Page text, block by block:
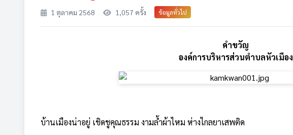
1 ตุลาคม 2568 1,057 ครั้ง ข้อมูลทั่วไป
คำขวัญ
องค์การบริหารส่วนตำบลหัวเมือง
บ้านเมืองน่าอยู่ เชิดชูคุณธรรม งามล้ำผ้าไหม ห่างไกลยาเสพติด